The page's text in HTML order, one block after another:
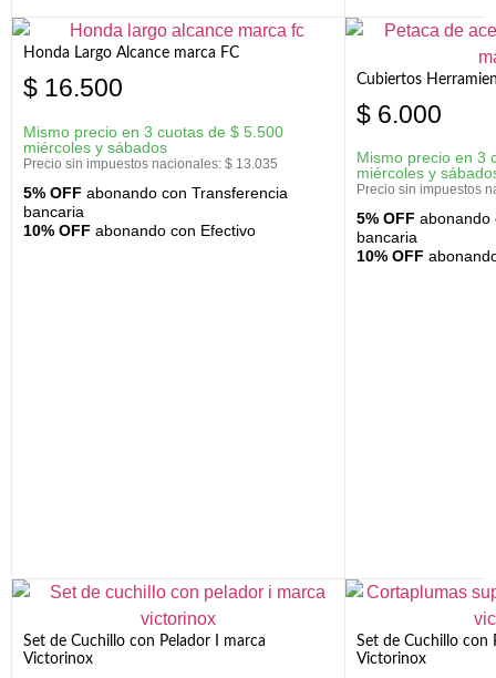
Honda Largo Alcance marca FC
$ 16.500
Mismo precio en 3 cuotas de $ 5.500
miércoles y sábados
Precio sin impuestos nacionales: $ 13.035
5% OFF abonando con Transferencia
bancaria
10% OFF abonando con Efectivo
Cubiertos
$ 6.000
Mismo precio en 3
miércoles y
Precio sin impuestos
5% OFF abonando
bancaria
10% OFF
Set de Cuchillo con Pelador I marca
Victorinox
Set de Cuchillo con
Victorinox